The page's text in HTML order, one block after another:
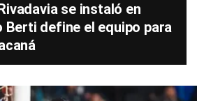
se instaló en
Berti define el equipo para